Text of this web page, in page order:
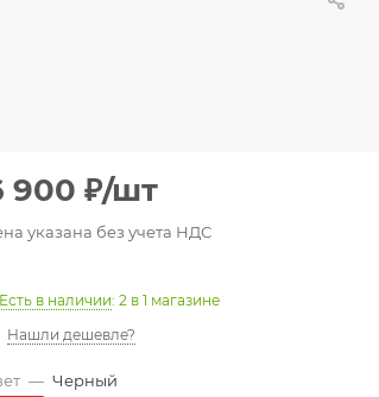
900 ₽/шт
указана без учета НДС
Есть в наличии: 2 в 1 магазине
Нашли дешевле?
— Черный